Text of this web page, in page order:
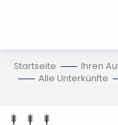
Startseite Ihren
Alle Unterkünfte